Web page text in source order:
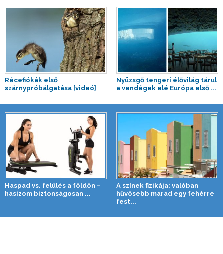
Récefiókák első
szárnypróbálgatása [videó]
Nyüzsgő tengeri élővilág tárul
a vendégek elé Európa első ...
Haspad vs. felülés a földön –
hasizom biztonságosan ...
A színek fizikája: valóban
hűvösebb marad egy fehérre
fest...